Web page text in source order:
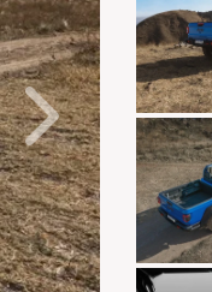
Próximo